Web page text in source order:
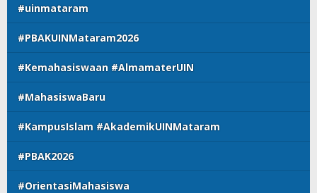
#uinmataram
#PBAKUINMataram2026
#Kemahasiswaan #AlmamaterUIN
#MahasiswaBaru
#KampusIslam #AkademikUINMataram
#PBAK2026
#OrientasiMahasiswa